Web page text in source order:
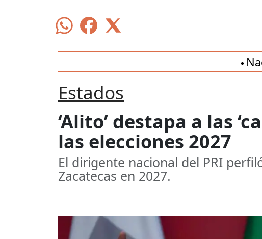
Estados
‘Alito’ destapa a las
las elecciones 2027
El dirigente nacional del PRI
Zacatecas en 2027.